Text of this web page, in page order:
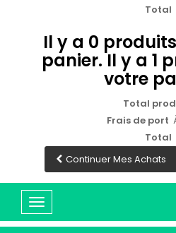
Total
Il y a 0
panier.Il y a 1
votre
Total
Frais de port
Total
Continuer Mes Achats
Basculer
la